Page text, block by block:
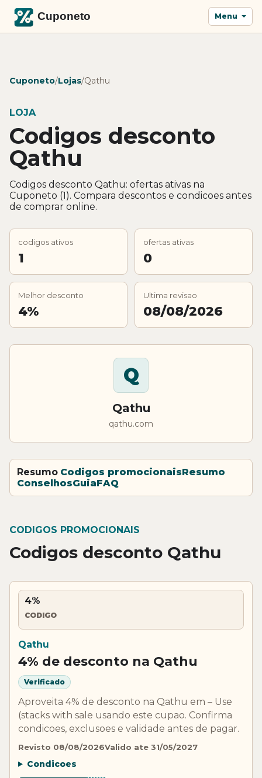
Menu
Cuponeto/Lojas/Qathu
LOJA
Codigos desconto
Qathu
Codigos desconto Qathu: ofertas ativas na
Cuponeto (1). Compara descontos e condicoes antes
de comprar online.
codigos ativos
1
ofertas ativas
0
Melhor desconto
4%
Ultima revisao
08/08/2026
Q
Qathu
qathu.com
Resumo Codigos promocionaisResumo
ConselhosGuiaFAQ
CODIGOS PROMOCIONAIS
Codigos desconto Qathu
4%
CODIGO
Qathu
4% de desconto na Qathu
Verificado
Aproveita 4% de desconto na Qathu em – Use
(stacks with sale usando este cupao. Confirma
condicoes, exclusoes e validade antes de pagar.
Revisto 08/08/2026Valido ate 31/05/2027
Condicoes